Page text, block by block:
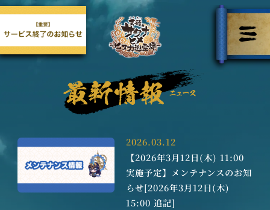
2026.03.12
【2026年3月12日(木) 11:00
実施予定】メンテナンスのお知
らせ[2026年3月12日(木)
15:00 追記]